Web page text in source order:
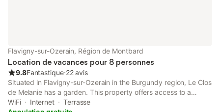
Flavigny-sur-Ozerain, Région de Montbard
Location de vacances pour 8 personnes
9.8Fantastique⋅22 avis
Situated in Flavigny-sur-Ozerain in the Burgundy region, Le Clos
de Melanie has a garden. This property offers access to a
terrace, free private parking and free WiFi. Outdoor seating is
WiFi Internet
Terrasse